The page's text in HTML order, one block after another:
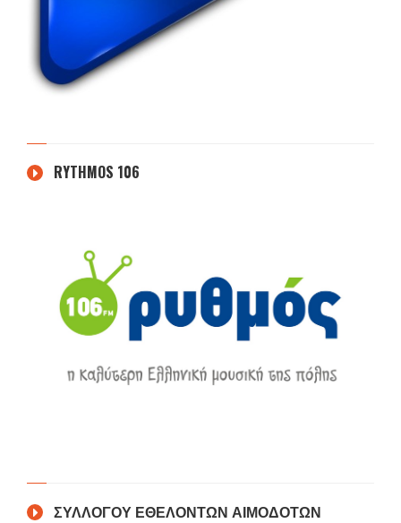
RYTHMOS 106
ΣΥΛΛΟΓΟΥ ΕΘΕΛΟΝΤΩΝ ΑΙΜΟΔΟΤΩΝ